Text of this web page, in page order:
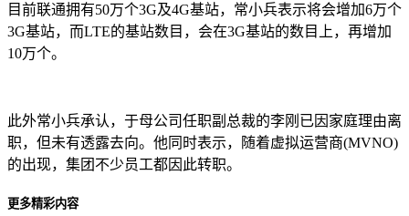
目前联通拥有50万个3G及4G基站，常小兵表示将会增加6万个
3G基站，而LTE的基站数目，会在3G基站的数目上，再增加
10万个。
此外常小兵承认，于母公司任职副总裁的李刚已因家庭理由离
职，但未有透露去向。他同时表示，随着虚拟运营商(MVNO)
的出现，集团不少员工都因此转职。
更多精彩内容